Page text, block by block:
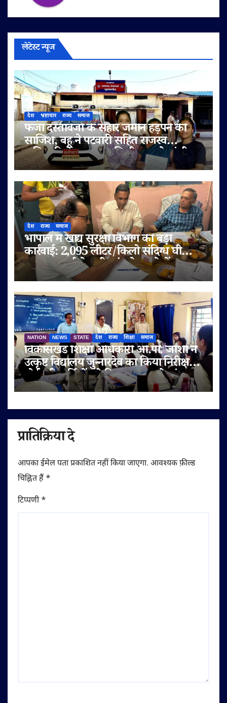
लेटेस्ट न्यूज
देश भ्रष्टाचार राज्य समाज
फर्जी दस्तावेजों के सहारे जमीन हड़पने की
साजिश, बहू ने पटवारी सहित राजस्व
अधिकारियों पर लगाए मिलीभगत के गंभीर
आरोप
देश राज्य समाज
भोपाल में खाद्य सुरक्षा विभाग की बड़ी
कार्रवाई: 2,095 लीटर/किलो संदिग्ध घी
जब्त, सप्लाई चेन भी जांच के दायरे में
NATION NEWS STATE देश राज्य शिक्षा समाज
विकासखंड शिक्षा अधिकारी ओ.पी. जोशी ने
उत्कृष्ट विद्यालय जुन्नारदेव का किया निरीक्षण,
बोर्ड परीक्षार्थियों को दिए सफलता के मंत्र
प्रातिक्रिया दे
आपका ईमेल पता प्रकाशित नहीं किया जाएगा. आवश्यक फ़ील्ड
चिह्नित हैं *
टिप्पणी*